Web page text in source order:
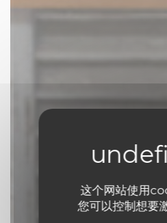
这个网站使用
您可以控制想要